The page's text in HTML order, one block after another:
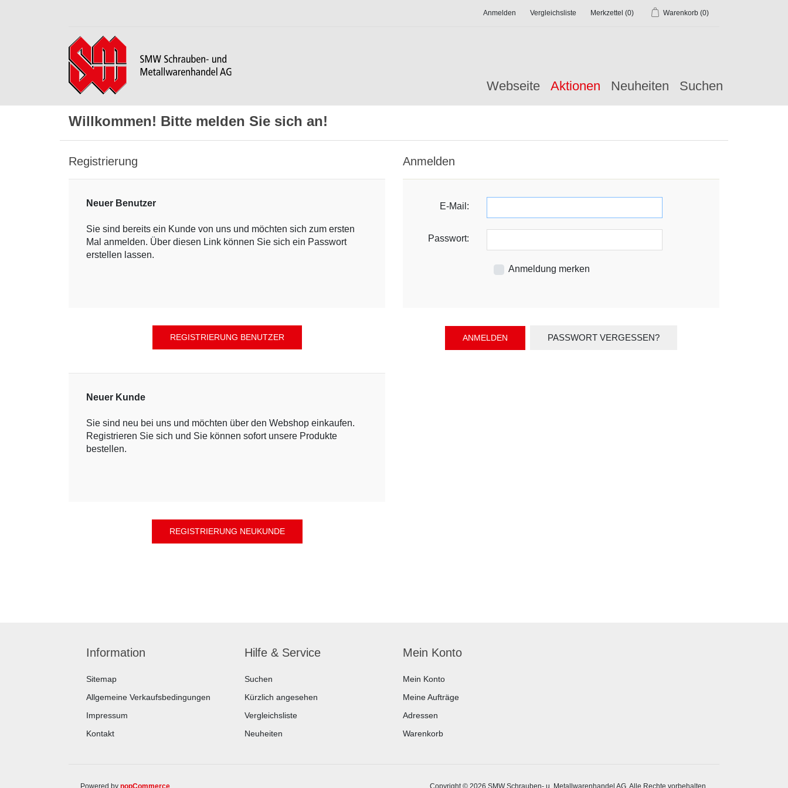
Anmelden Vergleichsliste Merkzettel (0) Warenkorb (0)
Webseite Aktionen Neuheiten Suchen
Willkommen! Bitte melden Sie sich an!
Registrierung
Neuer Benutzer
Sie sind bereits ein Kunde von uns und möchten sich zum ersten
Mal anmelden. Über diesen Link können Sie sich ein Passwort
erstellen lassen.
Neuer Kunde
Sie sind neu bei uns und möchten über den Webshop einkaufen.
Registrieren Sie sich und Sie können sofort unsere Produkte
bestellen.
Anmelden
E-Mail:
Passwort:
Anmeldung merken
PASSWORT VERGESSEN?
Information
Sitemap
Allgemeine Verkaufsbedingungen
Impressum
Kontakt
Hilfe & Service
Suchen
Kürzlich angesehen
Vergleichsliste
Neuheiten
Mein Konto
Mein Konto
Meine Aufträge
Adressen
Warenkorb
Powered by nopCommerce Copyright © 2026 SMW Schrauben- u. Metallwarenhandel AG. Alle Rechte vorbehalten.